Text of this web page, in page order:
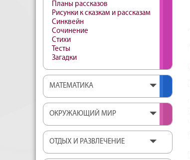
Планы рассказов
Рисунки к сказкам и рассказам
Синквейн
Сочинение
Стихи
Тесты
Загадки
МАТЕМАТИКА
ОКРУЖАЮЩИЙ МИР
ОТДЫХ И РАЗВЛЕЧЕНИЕ